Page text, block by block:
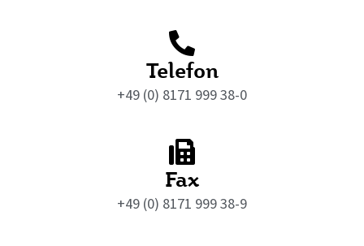
Telefon
+49 (0) 8171 999 38-0
Fax
+49 (0) 8171 999 38-9